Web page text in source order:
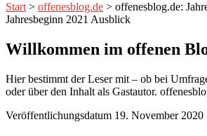
Start > offenesblog.de > offenesblog.de:
Jahresbeginn 2021 Ausblick
Willkommen im offenen
Hier bestimmt der Leser mit – ob bei
oder über den Inhalt als Gastautor.
Veröffentlichungsdatum 19. November 2020